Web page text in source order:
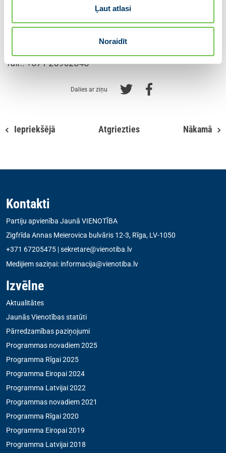
Ļaut atlasi
Noraidīt
Silvija Reinberga
Partiju apvienības JAUNĀ VIENOTĪBA preses sekretāre
Tālr.: +371 25962348
Dalies ar ziņu
Iepriekšējā Atgriezties Nākamā
Kontakti
Partiju apvienība Jaunā VIENOTĪBA
Zigfrīda Annas Meierovica bulvāris 12-3, Rīga, LV-1050
+371 67205475 |sekretare@vienotiba.lv
Medijiem saziņai: informacija@vienotiba.lv
Izvēlne
Aktualitātes
Jaunās Vienotības statūti
Pārredzamības paziņojumi
Programmas novadiem 2025
Programma Rīgai 2025
Programma Eiropai 2024
Programma Latvijai 2022
Programmas novadiem 2021
Programma Rīgai 2020
Programma Eiropai 2019
Programma Latvijai 2018